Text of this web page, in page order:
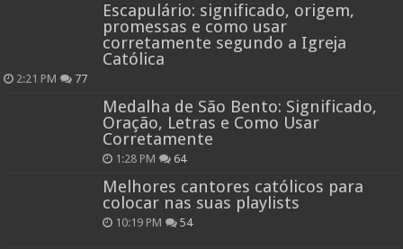
Escapulário: significado, origem,
promessas e como usar
corretamente segundo a Igreja
Católica
2:21 PM 77
Medalha de São Bento: Significado,
Oração, Letras e Como Usar
Corretamente
1:28 PM 64
Melhores cantores católicos para
colocar nas suas playlists
10:19 PM 54